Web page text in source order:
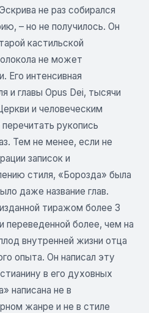
не раз собирался
– но не получилось. Он
кастильской
не может
Его интенсивная
и главы Opus Dei, тысячи
и человеческим
рукопись
Тем не менее, если не
записок и
стиля, «Борозда» была
даже название глав.
тиражом более 3
переведенной более, чем на
внутренней жизни отца
опыта. Он написал эту
в его духовных
написана не в
жанре и не в стиле